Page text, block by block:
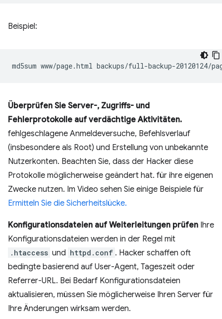
Beispiel:
md5sum www/page.html
Überprüfen Sie Server-, Zugriffs- und
Fehlerprotokolle auf verdächtige Aktivitäten.
fehlgeschlagene Anmeldeversuche, Befehlsverlauf
(insbesondere als Root) und Erstellung von unbekannte
Nutzerkonten. Beachten Sie, dass der Hacker diese
Protokolle möglicherweise geändert hat. für ihre eigenen
Zwecke nutzen. Im Video sehen Sie einige Beispiele für
Ermitteln Sie die Sicherheitslücke.
Konfigurationsdateien auf Weiterleitungen prüfen Ihre
Konfigurationsdateien werden in der Regel mit
.htaccess und httpd.conf . Hacker schaffen oft
bedingte basierend auf User-Agent, Tageszeit oder
Referrer-URL. Bei Bedarf Konfigurationsdateien
aktualisieren, müssen Sie möglicherweise Ihren Server für
Ihre Änderungen wirksam werden.